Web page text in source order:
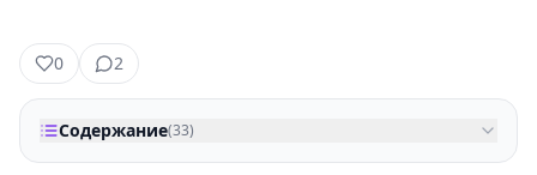
0 2
Содержание(33)